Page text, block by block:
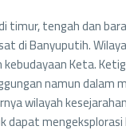
timur, tengah dan
di Banyuputih.
Keta.
namun dalam
wilayah
mengeksplorasi